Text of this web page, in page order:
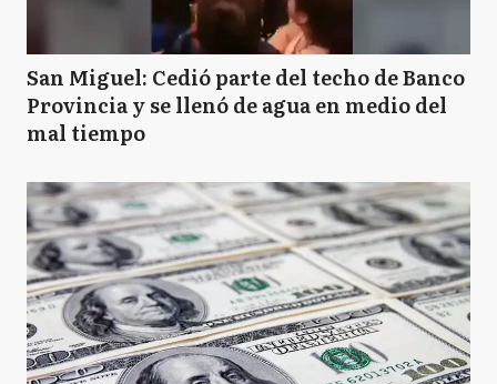
San Miguel: Cedió parte del techo de Banco
Provincia y se llenó de agua en medio del
mal tiempo